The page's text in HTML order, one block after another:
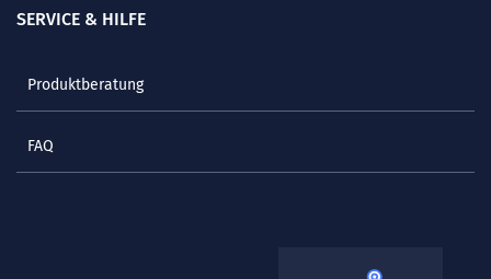
SERVICE & HILFE
Produktberatung
FAQ